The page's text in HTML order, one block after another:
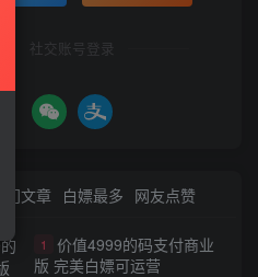
社交账号登录
热门文章 白嫖最多 网友点赞
1
价值4999的码支付商业
版 完美白嫖可运营